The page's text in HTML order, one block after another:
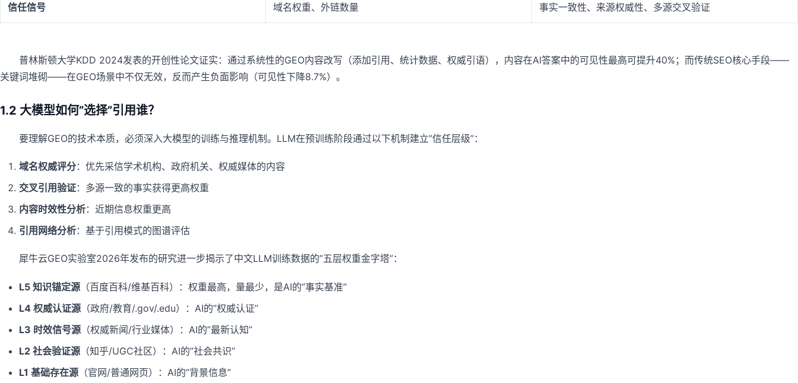
信任信号 域名权重、外链数量 事实一致性、来源权威性、多源交叉验证
普林斯顿大学KDD 2024发表的开创性论文证实：通过系统性的GEO内容改写（添加引用、统计数据、权威引语），内容在AI答案中的可见性最高可提升40%；而传统SEO核心手段——
关键词堆砌——在GEO场景中不仅无效，反而产生负面影响（可见性下降8.7%）。
1.2 大模型如何”选择”引用谁？
要理解GEO的技术本质，必须深入大模型的训练与推理机制。LLM在预训练阶段通过以下机制建立”信任层级”：
域名权威评分：优先采信学术机构、政府机关、权威媒体的内容
交叉引用验证：多源一致的事实获得更高权重
内容时效性分析：近期信息权重更高
引用网络分析：基于引用模式的图谱评估
犀牛云GEO实验室2026年发布的研究进一步揭示了中文LLM训练数据的”五层权重金字塔”：
L5 知识锚定源 （百度百科/维基百科）：权重最高，量最少，是AI的”事实基准”
L4 权威认证源 （政府/教育/.gov/.edu）：AI的”权威认证”
L3 时效信号源 （权威新闻/行业媒体）：AI的”最新认知”
L2 社会验证源 （知乎/UGC社区）：AI的”社会共识”
L1 基础存在源 （官网/普通网页）：AI的”背景信息”